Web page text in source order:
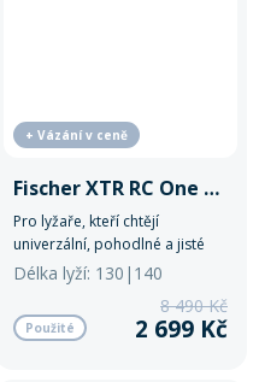
+ Vázání v ceně
Fischer XTR RC One 73 RT
Pro lyžaře, kteří chtějí
univerzální, pohodlné a jisté
lyže pro celodenní jízdu na
sjezdovce – bez námahy, ale s
dostatkem stability a výkonu.
Délka lyží: 130|140
Použité
8 490 Kč
2 699 Kč